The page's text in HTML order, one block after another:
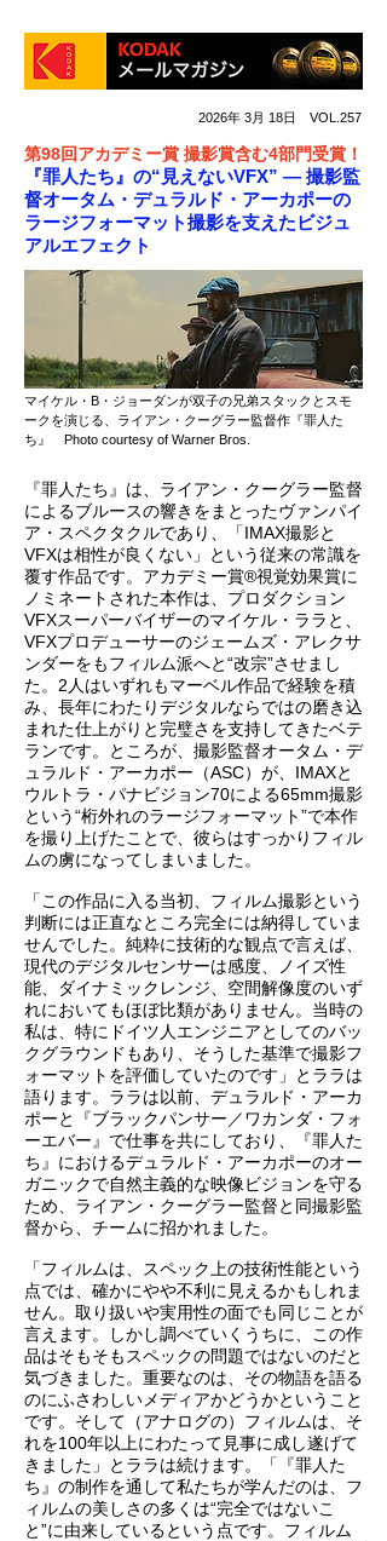
2026年 3月 18日 VOL.257
第98回アカデミー賞 撮影賞含む4部門受賞！
『罪人たち』の“見えないVFX” ― 撮影監
督オータム・デュラルド・アーカポーの
ラージフォーマット撮影を支えたビジュ
アルエフェクト
マイケル・B・ジョーダンが双子の兄弟スタックとスモ
ークを演じる、ライアン・クーグラー監督作『罪人た
ち』 Photo courtesy of Warner Bros.
『罪人たち』は、ライアン・クーグラー監督
によるブルースの響きをまとったヴァンパイ
ア・スペクタクルであり、「IMAX撮影と
VFXは相性が良くない」という従来の常識を
覆す作品です。アカデミー賞®視覚効果賞に
ノミネートされた本作は、プロダクション
VFXスーパーバイザーのマイケル・ララと、
VFXプロデューサーのジェームズ・アレクサ
ンダーをもフィルム派へと“改宗”させまし
た。2人はいずれもマーベル作品で経験を積
み、長年にわたりデジタルならではの磨き込
まれた仕上がりと完璧さを支持してきたベテ
ランです。ところが、撮影監督オータム・デ
ュラルド・アーカポー（ASC）が、IMAXと
ウルトラ・パナビジョン70による65mm撮影
という“桁外れのラージフォーマット”で本作
を撮り上げたことで、彼らはすっかりフィル
ムの虜になってしまいました。
「この作品に入る当初、フィルム撮影という
判断には正直なところ完全には納得していま
せんでした。純粋に技術的な観点で言えば、
現代のデジタルセンサーは感度、ノイズ性
能、ダイナミックレンジ、空間解像度のいず
れにおいてもほぼ比類がありません。当時の
私は、特にドイツ人エンジニアとしてのバッ
クグラウンドもあり、そうした基準で撮影フ
ォーマットを評価していたのです」とララは
語ります。ララは以前、デュラルド・アーカ
ポーと『ブラックパンサー／ワカンダ・フォ
ーエバー』で仕事を共にしており、『罪人た
ち』におけるデュラルド・アーカポーのオー
ガニックで自然主義的な映像ビジョンを守る
ため、ライアン・クーグラー監督と同撮影監
督から、チームに招かれました。
「フィルムは、スペック上の技術性能という
点では、確かにやや不利に見えるかもしれま
せん。取り扱いや実用性の面でも同じことが
言えます。しかし調べていくうちに、この作
品はそもそもスペックの問題ではないのだと
気づきました。重要なのは、その物語を語る
のにふさわしいメディアかどうかということ
です。そして（アナログの）フィルムは、そ
れを100年以上にわたって見事に成し遂げて
きました」とララは続けます。「『罪人た
ち』の制作を通して私たちが学んだのは、フ
ィルムの美しさの多くは“完全ではないこ
と”に由来しているという点です。フィルム